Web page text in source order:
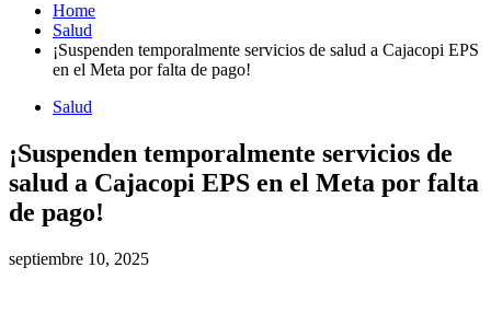
Home
Salud
¡Suspenden temporalmente servicios de salud a Cajacopi EPS
en el Meta por falta de pago!
Salud
¡Suspenden temporalmente servicios de
salud a Cajacopi EPS en el Meta por falta
de pago!
septiembre 10, 2025